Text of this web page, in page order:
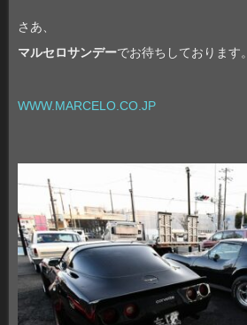
さあ、
マルセロサンデーでお待ちしております。
WWW.MARCELO.CO.JP